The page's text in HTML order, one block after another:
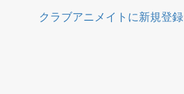
クラブアニメイトに新規登録